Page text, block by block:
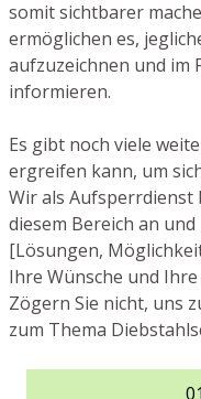
somit sichtbarer
ermöglichen es,
aufzuzeichnen und im
informieren.
Es gibt noch viele
ergreifen kann, um
Wir als Aufsperrdienst
diesem Bereich an
[Lösungen,
Ihre Wünsche und
Zögern Sie nicht, uns
zum Thema